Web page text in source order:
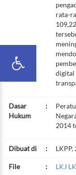
rata-
digital
Dasar
Hukum
:
2014
Dibuat di : LKPP,
File : LKJ